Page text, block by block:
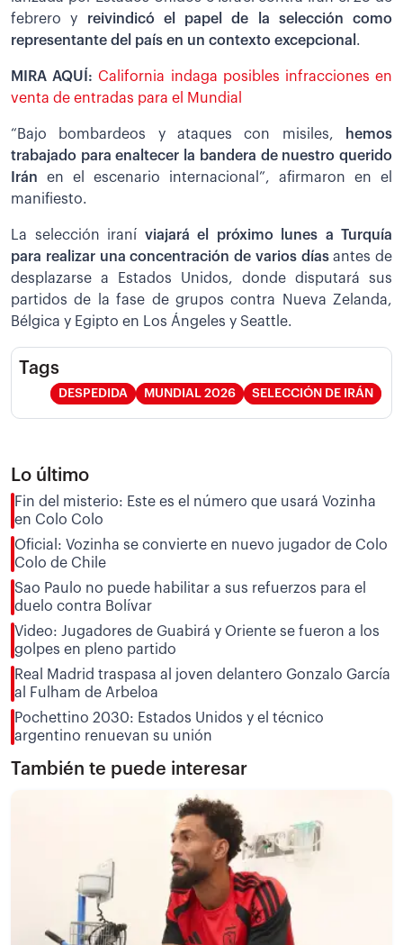
febrero y reivindicó el papel de la selección como
representante del país en un contexto excepcional .
MIRA AQUÍ: California indaga posibles infracciones en
venta de entradas para el Mundial
“Bajo bombardeos y ataques con misiles, hemos
trabajado para enaltecer la bandera de nuestro querido
Irán en el escenario internacional”, afirmaron en el
manifiesto.
La selección iraní viajará el próximo lunes a Turquía
para realizar una concentración de varios díasantes de
desplazarse a Estados Unidos, donde disputará sus
partidos de la fase de grupos contra Nueva Zelanda,
Bélgica y Egipto en Los Ángeles y Seattle.
Tags
DESPEDIDA MUNDIAL 2026 SELECCIÓN DE IRÁN
Lo último
Fin del misterio: Este es el número que usará Vozinha
en Colo Colo
Oficial: Vozinha se convierte en nuevo jugador de Colo
Colo de Chile
Sao Paulo no puede habilitar a sus refuerzos para el
duelo contra Bolívar
Video: Jugadores de Guabirá y Oriente se fueron a los
golpes en pleno partido
Real Madrid traspasa al joven delantero Gonzalo García
al Fulham de Arbeloa
Pochettino 2030: Estados Unidos y el técnico
argentino renuevan su unión
También te puede interesar